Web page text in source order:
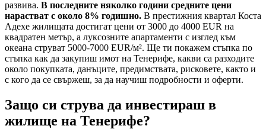
развива. В последните няколко години средните цени
нарастват с около 8% годишно. В престижния квартал Коста
Адехе жилищата достигат цени от 3000 до 4000 EUR на
квадратен метър, а луксозните апартаменти с изглед към
океана струват 5000-7000 EUR/м². Ще ти покажем стъпка по
стъпка как да закупиш имот на Тенерифе, какви са разходите
около покупката, данъците, предимствата, рисковете, както и
с кого да се свържеш, за да научиш подробности и оферти.
Защо си струва да инвестираш в
жилище на Тенерифе?